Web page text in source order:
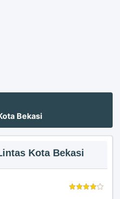
Bekasi
Kota Bekasi